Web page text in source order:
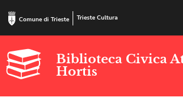
Comune di Trieste Trieste Cultura
Biblioteca Civica
Hortis